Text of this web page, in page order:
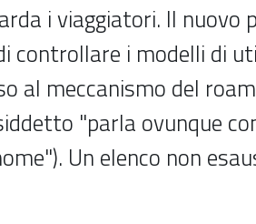
i viaggiatori. Il nuovo
controllare i modelli di
al meccanismo del
"parla ovunque
Un elenco non